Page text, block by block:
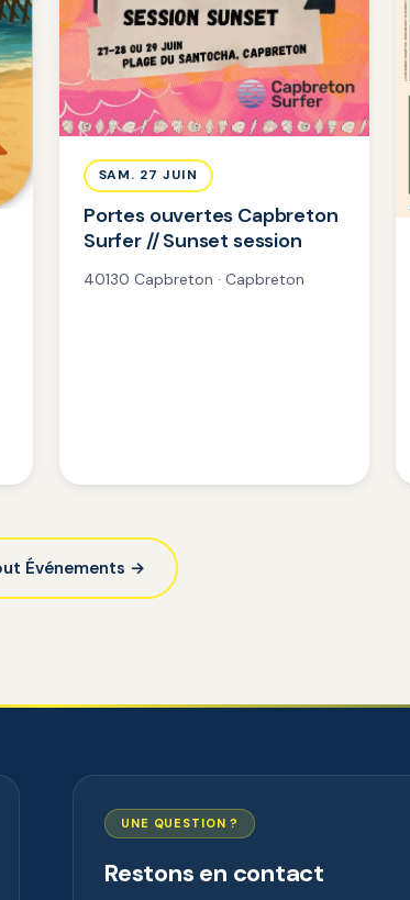
SAM. 27 JUIN
Portes ouvertes Capbreton
Surfer // Sunset session
40130 Capbreton · Capbreton
Événements →
UNE QUESTION ?
Restons en contact